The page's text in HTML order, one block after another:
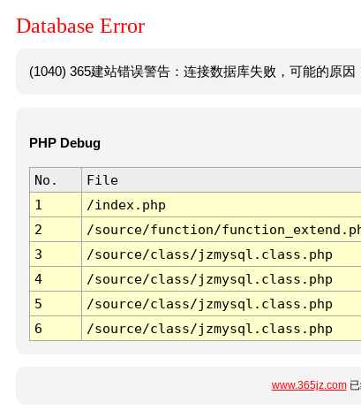
Database Error
(1040) 365建站错误警告：连接数据库失败，可能的原因
PHP Debug
No. File
1
/index.php
2
/source/function/
3
/source/class/jzmysql.class.php
4
/source/class/jzmysql.class.php
5
/source/class/jzmysql.class.php
6
/source/class/jzmysql.class.php
www.365jz.com已